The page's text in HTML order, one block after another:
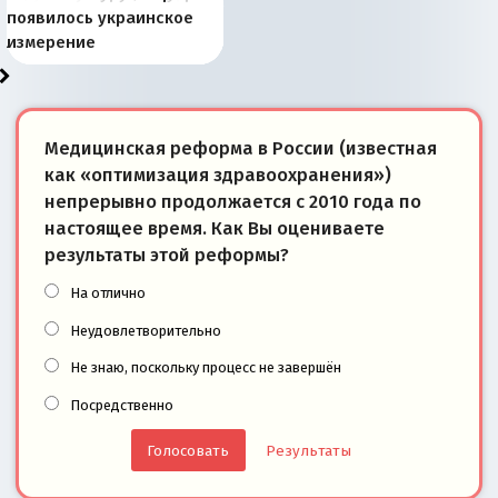
Запада рассказала о
«переобувании» хозяев
перемены: 15 шагов к
суверенной экономике
Европы
сбрасывать балласт
Анкориджа
года: первые уступки во
внутренней политике
сегодня
Варшаве не поможет её
отношениям с Россией?
современной истории
Южной Осетии
появилось украинское
измерение
Медицинская реформа в России (известная
как «оптимизация здравоохранения»)
непрерывно продолжается с 2010 года по
настоящее время. Как Вы оцениваете
результаты этой реформы?
На отлично
Неудовлетворительно
Не знаю, поскольку процесс не завершён
Посредственно
Результаты